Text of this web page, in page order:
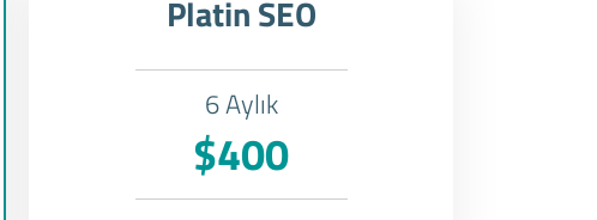
Platin SEO
6 Aylık
$400